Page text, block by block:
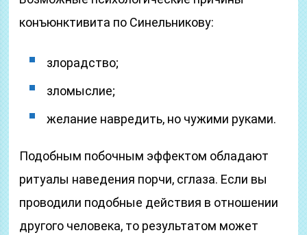
конъюнктивита по Синельникову:
злорадство;
зломыслие;
желание навредить, но чужими руками.
Подобным побочным эффектом обладают
ритуалы наведения порчи, сглаза. Если вы
проводили подобные действия в отношении
другого человека, то результатом может